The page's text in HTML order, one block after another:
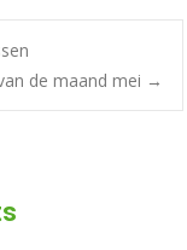
de maand mei →